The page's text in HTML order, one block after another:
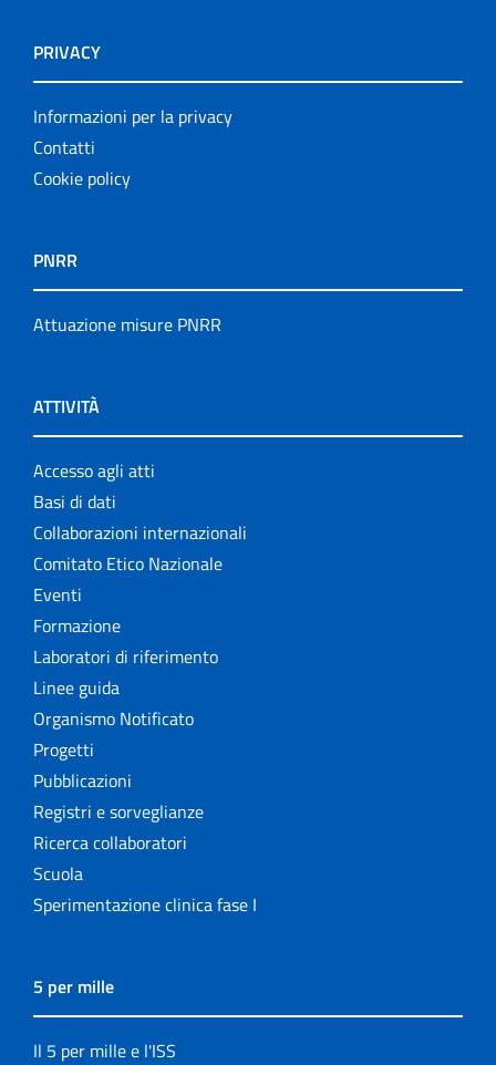
PRIVACY
Informazioni per la privacy
Contatti
Cookie policy
PNRR
Attuazione misure PNRR
ATTIVITÀ
Accesso agli atti
Basi di dati
Collaborazioni internazionali
Comitato Etico Nazionale
Eventi
Formazione
Laboratori di riferimento
Linee guida
Organismo Notificato
Progetti
Pubblicazioni
Registri e sorveglianze
Ricerca collaboratori
Scuola
Sperimentazione clinica fase I
5 per mille
Il 5 per mille e l'ISS